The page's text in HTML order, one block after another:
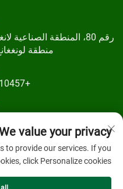
رقم 80، المنطقة
منطقة
+86-13798210457
value your privacy
to provide our services. If you
click Personalize cookies.